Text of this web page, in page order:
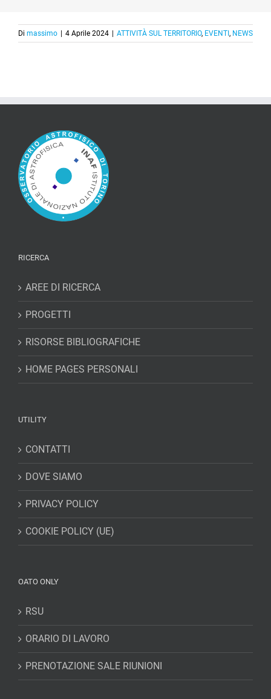
Di massimo | 4 Aprile 2024 | ATTIVITÀ SUL TERRITORIO, EVENTI, NEWS
RICERCA
AREE DI RICERCA
PROGETTI
RISORSE BIBLIOGRAFICHE
HOME PAGES PERSONALI
UTILITY
CONTATTI
DOVE SIAMO
PRIVACY POLICY
COOKIE POLICY (UE)
OATO ONLY
RSU
ORARIO DI LAVORO
PRENOTAZIONE SALE RIUNIONI